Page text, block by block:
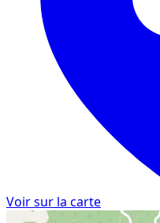
Voir sur la carte